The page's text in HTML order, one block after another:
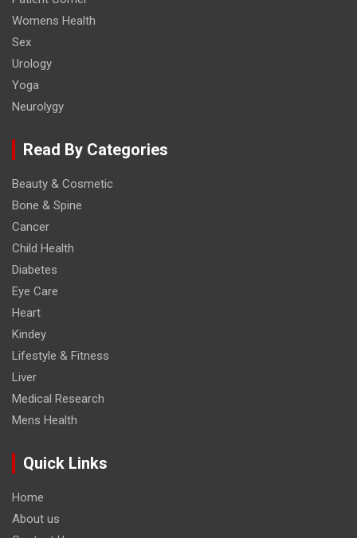
Womens Health
Sex
Urology
Yoga
Neurolygy
Read By Categories
Beauty & Cosmetic
Bone & Spine
Cancer
Child Health
Diabetes
Eye Care
Heart
Kindey
Lifestyle & Fitness
Liver
Medical Research
Mens Health
Quick Links
Home
About us